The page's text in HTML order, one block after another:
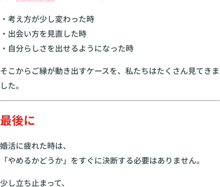
・考え方が少し変わった時
・出会い方を見直した時
・自分らしさを出せるようになった時
そこからご縁が動き出すケースを、私たちはたくさん見てきま
した。
最後に
婚活に疲れた時は、
「やめるかどうか」をすぐに決断する必要はありません。
少し立ち止まって、